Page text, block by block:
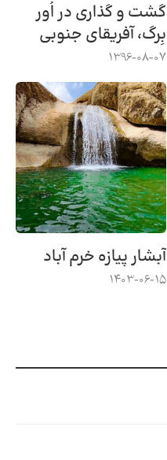
گشت و گذاری در اُور
بِرگ، آفریقای جنوبی
1396-08-07
آبشار پیازه خرم آباد
1403-06-15